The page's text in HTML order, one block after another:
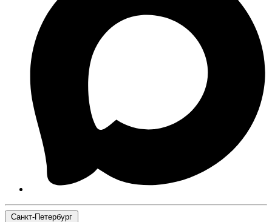
Санкт-Петербург